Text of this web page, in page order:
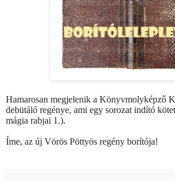
Hamarosan megjelenik a Könyvmolyképző
debütáló regénye, ami egy sorozat indító
mágia rabjai 1.).
Íme, az új Vörös Pöttyös regény borítója!